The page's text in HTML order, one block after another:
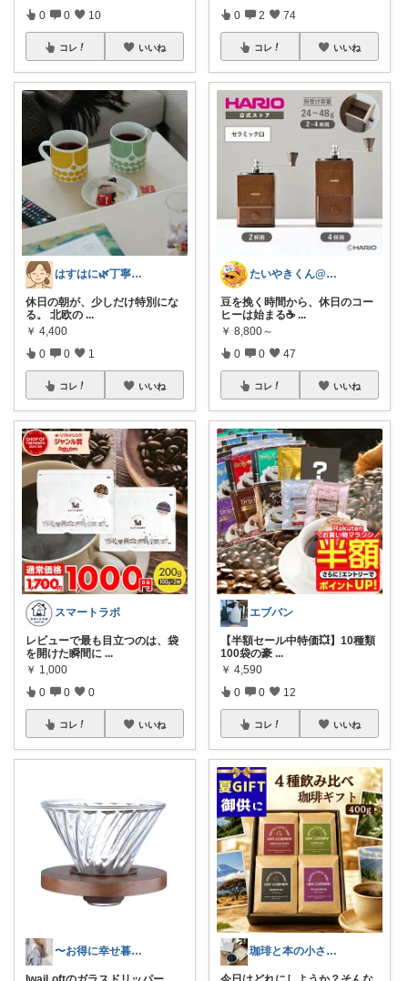
0 0 10
コレ いいね
はすはに🌿丁寧な暮らし
休日の朝が、少しだけ特別にな
る。 北欧の ...
￥ 4,400
0 0 1
コレ いいね
スマートラボ
レビューで最も目立つのは、袋
を開けた瞬間に ...
￥ 1,000
0 0 0
コレ いいね
〜お得に幸せ暮らし〜
0 2 74
コレ いいね
たいやきくん@経由購入感謝です😊
豆を挽く時間から、休日のコー
ヒーは始まる☕ ...
￥ 8,800～
0 0 47
コレ いいね
エブバン
【半額セール中特価💥】10種類
100袋の豪 ...
￥ 4,590
0 0 12
コレ いいね
珈琲と本の小さな喫茶店☕️📕